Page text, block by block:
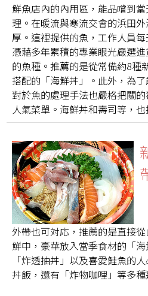
鮮魚店內的內用區，能品嚐到
理。在暖流與寒流交會的浜田
厚。這裡提供的魚，工作人員
憑藉多年累積的專業眼光嚴選
的魚種。推薦的是從常備約8種
搭配的「海鮮丼」。此外，為
對於魚的處理手法也嚴格把關
人氣菜單。海鮮丼和壽司等，
外帶也可対応，推薦的是直接
鮮中，豪華放入當季食材的「
「炸透抽丼」以及喜愛鮭魚的
丼飯，還有「炸物咖哩」等多種